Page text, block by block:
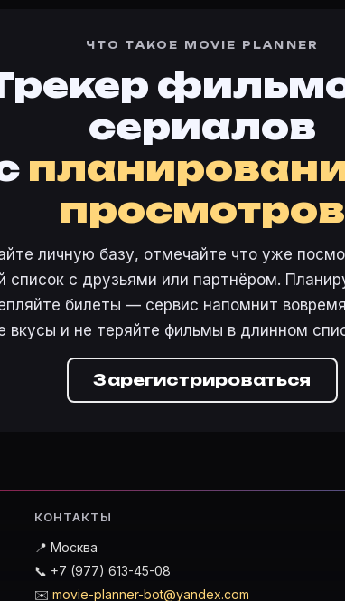
свою базу.ЧТО ТАКОЕ MOVIE PLANNER
сериалов
просмотров
личную базу, отмечайте что уже
список с друзьями или партнёром.
билеты — сервис напомнит
вкусы и не теряйте фильмы в длинном
Зарегистрироваться
КОНТАКТЫ
📍 Москва
📞 +7 (977) 613-45-08
✉️ movie-planner-bot@yandex.com